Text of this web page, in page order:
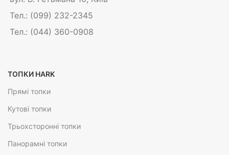
Тел.: (099) 232-2345
Тел.: (044) 360-0908
ТОПКИ HARK
Прямі топки
Кутові топки
Трьохсторонні топки
Панорамні топки